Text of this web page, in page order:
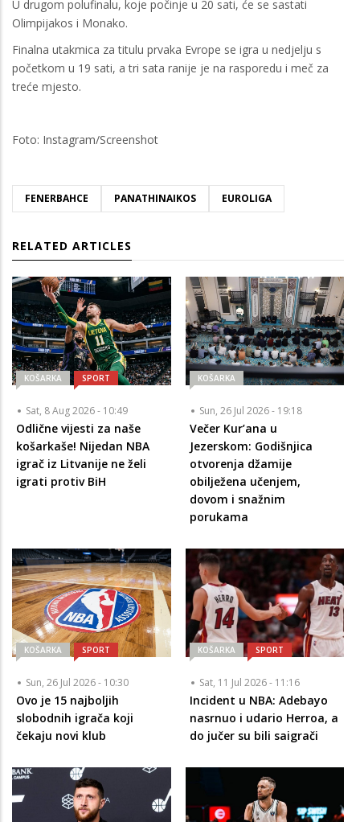
U drugom polufinalu, koje počinje u 20 sati, će se sastati
Olimpijakos i Monako.
Finalna utakmica za titulu prvaka Evrope se igra u nedjelju s
početkom u 19 sati, a tri sata ranije je na rasporedu i meč za
treće mjesto.
Foto: Instagram/Screenshot
FENERBAHCE PANATHINAIKOS EUROLIGA
RELATED ARTICLES
KOŠARKA SPORT
Sat, 8 Aug 2026 - 10:49
Odlične vijesti za naše
košarkaše! Nijedan NBA
igrač iz Litvanije ne želi
igrati protiv BiH
KOŠARKA
Sun, 26 Jul 2026 - 19:18
Večer Kur’ana u
Jezerskom: Godišnjica
otvorenja džamije
obilježena učenjem,
dovom i snažnim
porukama
KOŠARKA SPORT
Sun, 26 Jul 2026 - 10:30
Ovo je 15 najboljih
slobodnih igrača koji
čekaju novi klub
KOŠARKA SPORT
Sat, 11 Jul 2026 - 11:16
Incident u NBA: Adebayo
nasrnuo i udario Herroa, a
do jučer su bili saigrači